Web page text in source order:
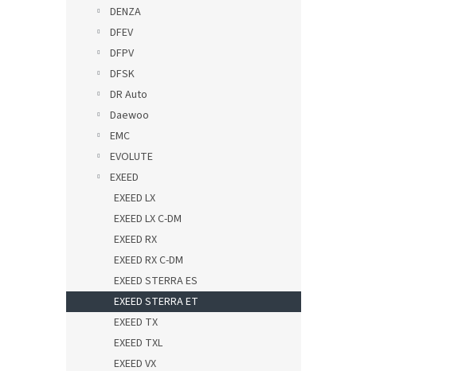
DENZA
DFEV
DFPV
DFSK
DR Auto
Daewoo
EMC
EVOLUTE
EXEED
EXEED LX
EXEED LX C-DM
EXEED RX
EXEED RX C-DM
EXEED STERRA ES
EXEED STERRA ET
EXEED TX
EXEED TXL
EXEED VX